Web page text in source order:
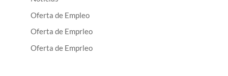
Oferta de Empleo
Oferta de Emprleo
Oferta de Emprleo